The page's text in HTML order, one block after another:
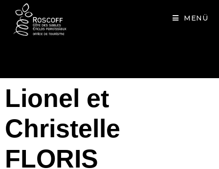
MENÜ
Lionel et
Christelle
FLORIS
Cookies management panel